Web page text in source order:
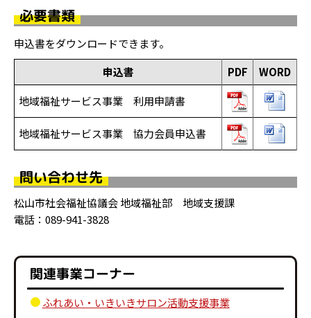
必要書類
申込書をダウンロードできます。
申込書
PDF
WORD
地域福祉サービス事業 利用申請書
地域福祉サービス事業 協力会員申込書
問い合わせ先
松山市社会福祉協議会 地域福祉部 地域支援課
電話：089-941-3828
関連事業コーナー
ふれあい・いきいきサロン活動支援事業